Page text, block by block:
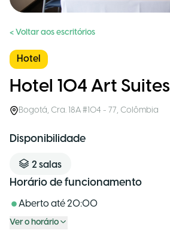
< Voltar aos escritórios
Hotel
Hotel 104 Art Suites
Bogotá, Cra. 18A #104 - 77, Colômbia
Disponibilidade
2 salas
Horário de funcionamento
Aberto até20:00
Ver o horário